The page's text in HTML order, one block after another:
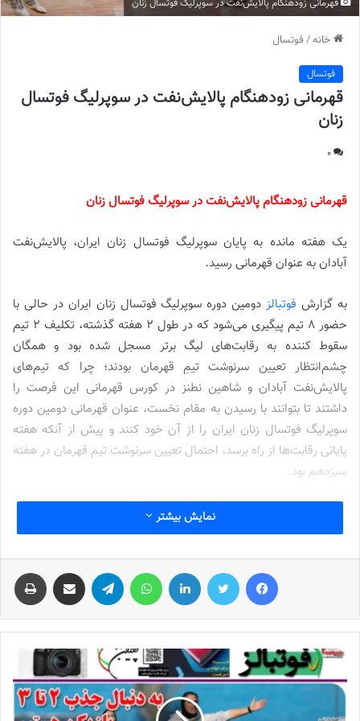
قهرمانی زودهنگام پالایش‌نفت در سوپرلیگ فوتسال زنان
خانه/ فوتسال
فوتسال
قهرمانی زودهنگام پالایش‌نفت در سوپرلیگ فوتسال
زنان
0
قهرمانی زودهنگام پالایش‌نفت در سوپرلیگ فوتسال زنان
یک هفته مانده به پایان سوپرلیگ فوتسال زنان ایران، پالایش‌نفت
آبادان به عنوان قهرمانی رسید.
به گزارش فوتبالزدومین دوره سوپرلیگ فوتسال زنان ایران در حالی با
حضور 8 تیم پیگیری می‌شود که در طول 2 هفته گذشته، تکلیف 2 تیم
سقوط کننده به رقابت‌های لیگ برتر مسجل شده بود و همگان
چشم‌انتظار تعیین سرنوشت تیمِ قهرمان بودند؛ چرا که تیم‌های
پالایش‌نفت آبادان و شاهین نطنز در کورس قهرمانی این فرصت را
داشتند تا بتوانند با رسیدن به مقام نخست، عنوان قهرمانی دومین دوره
سوپرلیگ فوتسال زنان ایران را از آن خود کنند و پیش از آنکه هفته
پایانی رقابت‌ها از راه برسد، احتمال تعیین سرنوشت تیم قهرمان در هفته
سیزدهم بود.
همزمان پیگیری شد که در مهم‌ترین دیدارها، پالایش‌نفت آبادان در خانه
میزبان سایپا تهران بود و شاهین نطنز هم در اهواز به مصاف ملی‌حفاری
رفت. با توجه به 31 امتیازی بودن پالایش‌نفت و 27 امتیازی بودن
شاهین نطنز، شاگردان پریسا امامی‌زاده در صورت کسب پیروزی
می‌توانستند قهرمانی‌شان را در فاصله یک هفته مانده تا پایان فصل
مسجل کنند اما توقف احتمالی پالایش‌نفت و برد شاهین نطنز، تعیین
سرنوشت تیم قهرمان را هفته پایانی موکول می‌کرد.
خودروسازان حریف ترکمان نشدند!
نمایش بیشتر